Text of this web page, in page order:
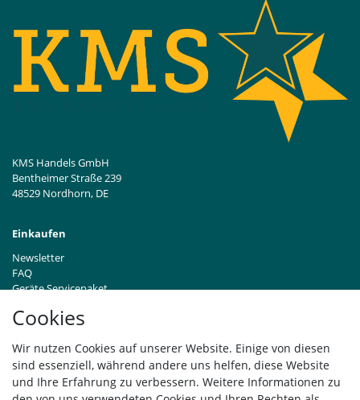
Cookies
Wir nutzen Cookies auf unserer Website. Einige von diesen
sind essenziell, während andere uns helfen, diese Website
und Ihre Erfahrung zu verbessern. Weitere Informationen zu
KMS Handels GmbH
Bentheimer Straße 239
48529 Nordhorn, DE
Einkaufen
Newsletter
FAQ
Geräte Servicepaket
Händleranfragen B2B
Widerrufsrecht
Vertrag widerrufen